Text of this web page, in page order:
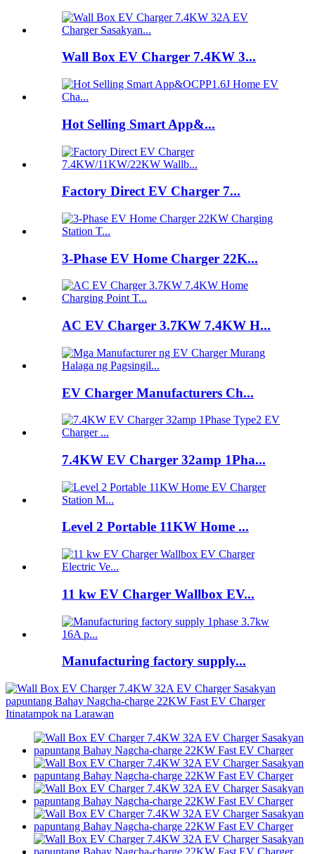
Wall Box EV Charger 7.4KW 3...
Hot Selling Smart App&...
Factory Direct EV Charger 7...
3-Phase EV Home Charger 22K...
AC EV Charger 3.7KW 7.4KW H...
EV Charger Manufacturers Ch...
7.4KW EV Charger 32amp 1Pha...
Level 2 Portable 11KW Home ...
11 kw EV Charger Wallbox EV...
Manufacturing factory supply...